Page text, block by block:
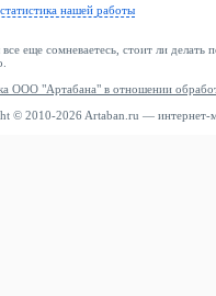
нашей работы
еще сомневаетесь, стоит ли делать
ООО "Артабана" в отношении
© 2010-2026 Artaban.ru — интернет-